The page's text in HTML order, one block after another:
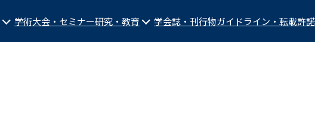
学術大会・セミナー研究・教育 学会誌・刊行物ガイドライン・転載許諾